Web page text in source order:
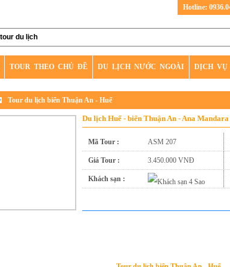
Hotline:
TOUR THEO CHỦ ĐỀ DU LỊCH NƯỚC NGOÀI DỊCH VỤ
Tour du lịch biển Thuận An - Huế
Du lịch Huế - biển Thuận An - Ana
Mã Tour : ASM 207
Giá Tour : 3.450.000 VNĐ
Khách sạn :